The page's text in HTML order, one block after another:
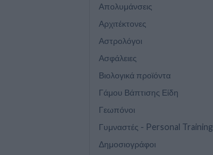
Απολυμάνσεις
Αρχιτέκτονες
Αστρολόγοι
Ασφάλειες
Βιολογικά προϊόντα
Γάμου Βάπτισης Είδη
Γεωπόνοι
Γυμναστές - Personal Training
Δημοσιογράφοι